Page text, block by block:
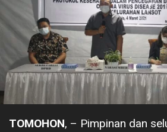
TOMOHON, – Pimpinan dan